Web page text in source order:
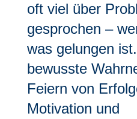
oft viel über
gesprochen –
was gelungen
bewusste
Feiern von
Motivation und